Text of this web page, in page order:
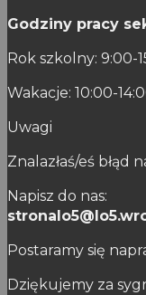
Godziny pracy
Rok szkolny: 9:00-
Wakacje: 10:00-
Uwagi
Znalazłaś/eś błąd
Napisz do nas:
Postaramy się
Dziękujemy za